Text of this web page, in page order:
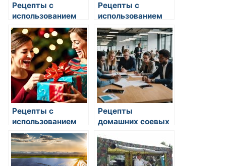
Рецепты с
использованием
лимонов: как и что
готовить
Рецепты с
использованием
лимонов: как и что
готовить
Рецепты с
использованием
лимонов: как и что
готовить
Рецепты
домашних соевых